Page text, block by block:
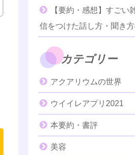
【要約・感想】すごい
信をつけた話し方・聞き
カテゴリー
アクアリウムの世界
ウイイレアプリ2021
本要約・書評
美容